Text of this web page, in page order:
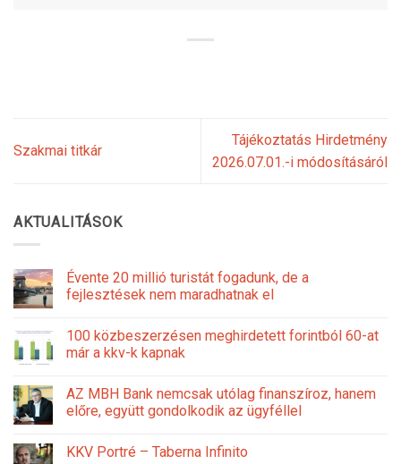
Szakmai titkár
Tájékoztatás Hirdetmény
2026.07.01.-i módosításáról
AKTUALITÁSOK
Évente 20 millió turistát fogadunk, de a
fejlesztések nem maradhatnak el
100 közbeszerzésen meghirdetett forintból 60-at
már a kkv-k kapnak
AZ MBH Bank nemcsak utólag finanszíroz, hanem
előre, együtt gondolkodik az ügyféllel
KKV Portré – Taberna Infinito